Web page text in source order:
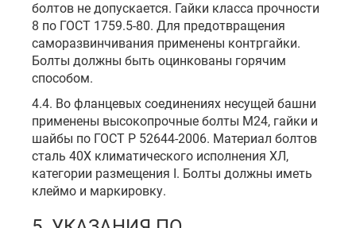
болтов не допускается. Гайки класса прочности
8 по ГОСТ 1759.5-80. Для предотвращения
саморазвинчивания применены контргайки.
Болты должны быть оцинкованы горячим
способом.
4.4. Во фланцевых соединениях несущей башни
применены высокопрочные болты М24, гайки и
шайбы по ГОСТ Р 52644-2006. Материал болтов
сталь 40Х климатического исполнения ХЛ,
категории размещения I. Болты должны иметь
клеймо и маркировку.